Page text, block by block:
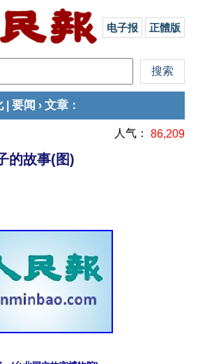
电子报 正體版
| 要闻 › 文章 ：
人气： 86,209
的故事(图)